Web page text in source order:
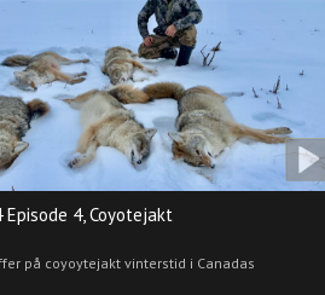
Episode 4, Coyotejakt
på coyoytejakt vinterstid i Canadas